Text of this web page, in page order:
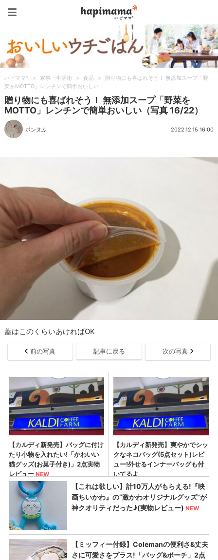
ハピママ* > 家事・生活術 > 食品 >
贈り物にも喜ばれそう！ 無添加スープ「野
菜をMOTTO」レンチンで簡単おいしい
贈り物にも喜ばれそう！ 無添加スープ「野菜を
MOTTO」レンチンで簡単おいしい（写真 16/22）
ポンヌふ 2022.12.15 16:00
蓋はこのくらいあければOK
前の写真 記事に戻る 次の写真